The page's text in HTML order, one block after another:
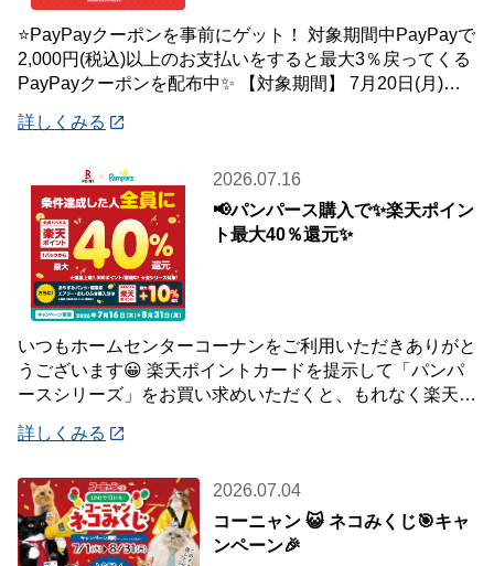
⭐PayPayクーポンを事前にゲット！ 対象期間中PayPayで
2,000円(税込)以上のお支払いをすると最大3％戻ってくる
PayPayクーポンを配布中✨ 【対象期間】 7月20日(月)～8
詳しくみる
2026.07.16
📢パンパース購入で✨楽天ポイン
ト最大40％還元✨
いつもホームセンターコーナンをご利用いただきありがと
うございます😀 楽天ポイントカードを提示して「パンパ
ースシリーズ」をお買い求めいただくと、もれなく楽天ポ
詳しくみる
2026.07.04
コーニャン 😺 ネコみくじ🎯キャ
ンペーン🎉